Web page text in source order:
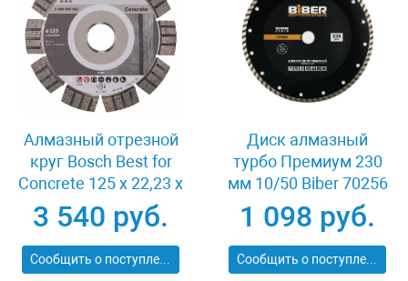
Алмазный отрезной
круг Bosch Best for
Concrete 125 x 22,23 x
2,2 x 12 mm
3 540 руб.
Сообщить о поступлении
Диск алмазный
турбо Премиум 230
мм 10/50 Biber 70256
1 098 руб.
Сообщить о поступлении